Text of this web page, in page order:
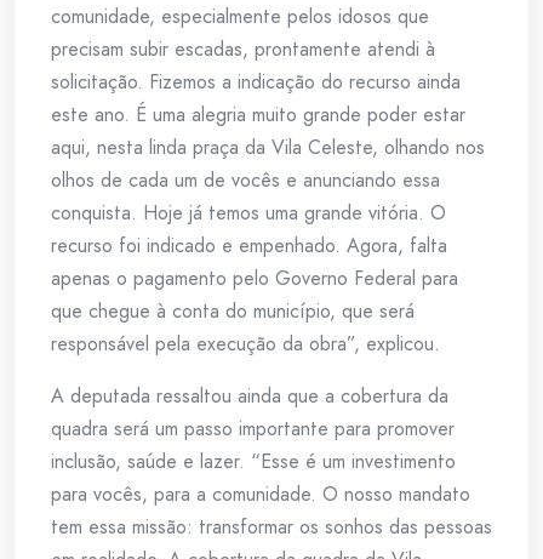
comunidade, especialmente pelos idosos que
precisam subir escadas, prontamente atendi à
solicitação. Fizemos a indicação do recurso ainda
este ano. É uma alegria muito grande poder estar
aqui, nesta linda praça da Vila Celeste, olhando nos
olhos de cada um de vocês e anunciando essa
conquista. Hoje já temos uma grande vitória. O
recurso foi indicado e empenhado. Agora, falta
apenas o pagamento pelo Governo Federal para
que chegue à conta do município, que será
responsável pela execução da obra”, explicou.
A deputada ressaltou ainda que a cobertura da
quadra será um passo importante para promover
inclusão, saúde e lazer. “Esse é um investimento
para vocês, para a comunidade. O nosso mandato
tem essa missão: transformar os sonhos das pessoas